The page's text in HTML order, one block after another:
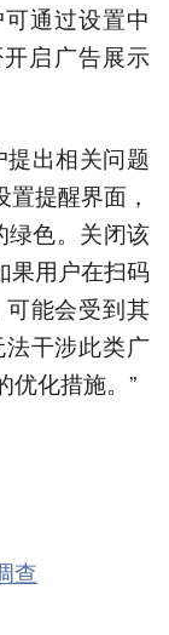
通过设置中
启广告展示
提出相关问题
提醒界面，
绿色。关闭该
果用户在扫码
能会受到其
干涉此类广
优化措施。”
查